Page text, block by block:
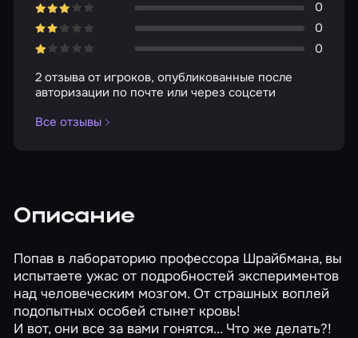
0
0
0
2 отзыва от игроков, опубликованные после
авторизации по почте или через соцсети
Все отзывы
Описание
Попав в лабораторию профессора Шрайбмана, вы
испытаете ужас от подробностей экспериментов
над человеческим мозгом. От страшных воплей
подопытных особей стынет кровь!
И вот, они все за вами гонятся... Что же делать?!